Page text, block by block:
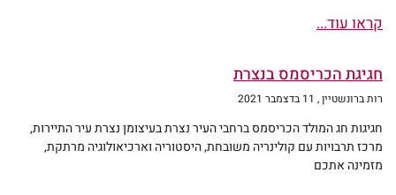
קראו עוד...
חגיגת הכריסמס בנצרת
רות ברונשטיין 11 בדצמבר 2021
חגיגות חג המולד הכריסמס ברחבי העיר נצרת בעיצומן נצרת עיר התיירות,
מרכז תרבויות עם קולינריה משובחת, היסטוריה וארכיאולוגיה מרתקת,
מזמינה אתכם